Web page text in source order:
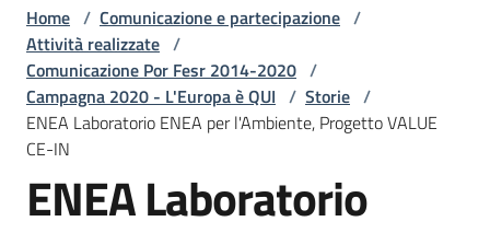
regionale -
Fesr
Novità
Home / Comunicazione e partecipazione /
Attività realizzate /
Comunicazione Por Fesr 2014-2020 /
Campagna 2020 - L'Europa è QUI / Storie /
ENEA Laboratorio ENEA per l'Ambiente, Progetto VALUE
CE-IN
ENEA Laboratorio